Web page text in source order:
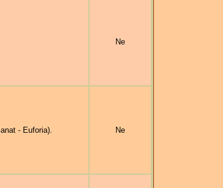
Ne
- Euforia). Ne